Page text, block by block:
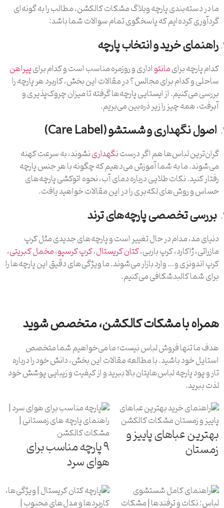
ما در دسته‌بندی پارچه وبلاگ مشکات کالکشن، مطالب را به گونه‌ای
گردآوری کرده‌ایم که پاسخگوی تمام سوالات شما باشد:
راهنمای خرید و انتخاب پارچه
کدام پارچه برایمانتواداری و روزمره مناسب است و کدام برایپیراهن
ساحلی و کدام برای مجالس؟ در مقالات این بخش، کاربرد هر پارچه را
بررسی می‌کنیم. از ایستایی پارچه‌ها گرفته تا میزان چروک‌پذیری و
آبرفت، همه چیز را زیر ذره‌بین می‌بریم.
اصول نگهداری و شستشو (Care Label)
گران‌ترین لباس‌ها هم اگر درستنگهدارینشوند، به سرعت کهنه
می‌شوند. ما به شما آموزش می‌دهیم که چگونه با هر جنس پارچه
رفتار کنید. نکات طلایی درباره دمای آب، نحوه اتوکشی پارچه‌های
حساس و روش‌های لکه‌بری را در این مقالات خواهید یافت.
بررسی تخصصی پارچه‌های ترند
دنیای مد، مدام در حال تغییر است و پارچه‌های جدیدی مثل کرپ
مازراتی، ژاکارد، کرپ باربی،کتان کریستال،کرپ کرسپو،مخمل کبریتی،
کرپ اندونزی و… وارد بازار می‌شوند. ما ویژگی‌های دقیق این پارچه‌ها را
برای شما کالبدشکافی می‌کنیم.
همراه با مشکات کالکشن، متخصص شوید
هدف ما تنها فروش لباس نیست؛ ما می‌خواهیم شما متخصص
استایل خود باشید. با مطالعه مقالات این بخش، دانش خود را درباره
تار و پود پارچه لباس‌هایتان بالا ببرید و از کیفیت و زیبایی پوشش خود
لذت ببرید.
بهترین عباهای پاییز و
زمستان ۹ پارچه مناسب برای
هوای سرد